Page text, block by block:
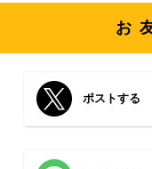
お
ポストする